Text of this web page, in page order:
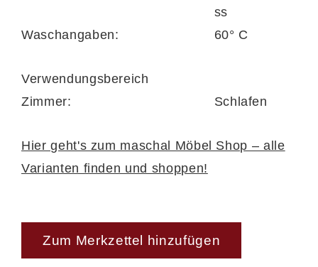
ss
Waschangaben:
60° C
Verwendungsbereich
Zimmer:
Schlafen
Hier geht's zum maschal Möbel Shop – alle
Varianten finden und shoppen!
Zum Merkzettel hinzufügen